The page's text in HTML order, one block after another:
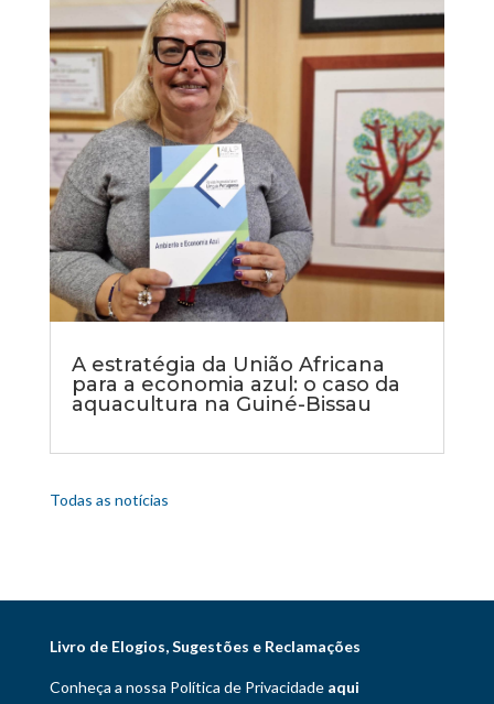
A estratégia da União Africana
para a economia azul: o caso da
aquacultura na Guiné-Bissau
Todas as notícias
Livro de Elogios, Sugestões e Reclamações
Conheça a nossa Política de Privacidade aqui